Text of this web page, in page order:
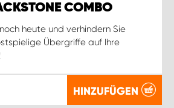
COMBO
heute und verhindern Sie
Übergriffe auf Ihre
HINZUFÜGEN